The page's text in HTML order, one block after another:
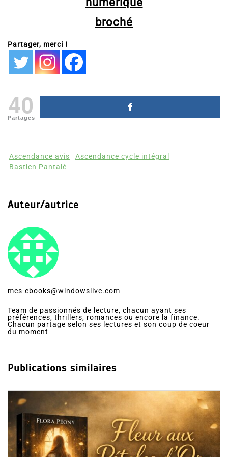
broché
Partager, merci !
40
Partages
Ascendance avis
Ascendance cycle intégral
Bastien Pantalé
Auteur/autrice
mes-ebooks@windowslive.com
Team de passionnés de lecture, chacun ayant ses
préférences, thrillers, romances ou encore la finance.
Chacun partage selon ses lectures et son coup de coeur
du moment
Publications similaires